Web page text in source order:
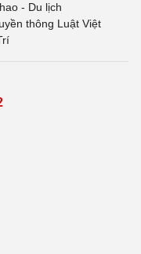
- Du lịch
thông Luật Việt